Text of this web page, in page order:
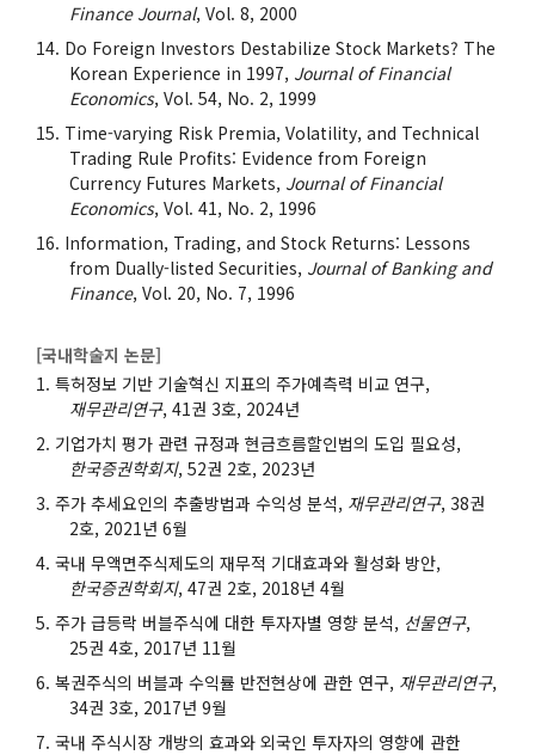
Finance Journal, Vol. 8, 2000
Do Foreign Investors Destabilize Stock Markets? The
Korean Experience in 1997, Journal of Financial
Economics, Vol. 54, No. 2, 1999
Time-varying Risk Premia, Volatility, and Technical
Trading Rule Profits: Evidence from Foreign
Currency Futures Markets, Journal of Financial
Economics, Vol. 41, No. 2, 1996
Information, Trading, and Stock Returns: Lessons
from Dually-listed Securities, Journal of Banking and
Finance, Vol. 20, No. 7, 1996
[국내학술지 논문]
특허정보 기반 기술혁신 지표의 주가예측력 비교 연구,
재무관리연구, 41권 3호, 2024년
기업가치 평가 관련 규정과 현금흐름할인법의 도입 필요성,
한국증권학회지, 52권 2호, 2023년
주가 추세요인의 추출방법과 수익성 분석, 재무관리연구, 38권
2호, 2021년 6월
국내 무액면주식제도의 재무적 기대효과와 활성화 방안,
한국증권학회지, 47권 2호, 2018년 4월
주가 급등락 버블주식에 대한 투자자별 영향 분석, 선물연구,
25권 4호, 2017년 11월
복권주식의 버블과 수익률 반전현상에 관한 연구, 재무관리연구,
34권 3호, 2017년 9월
국내 주식시장 개방의 효과와 외국인 투자자의 영향에 관한